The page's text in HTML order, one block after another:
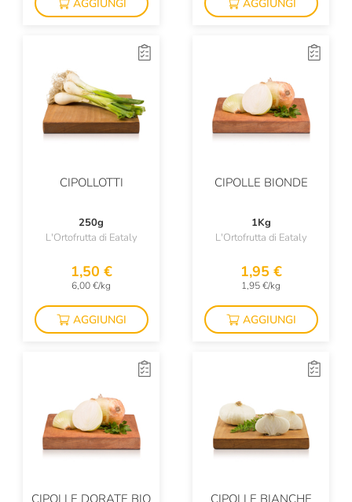
AGGIUNGI AGGIUNGI
CIPOLLOTTI
250g
L'Ortofrutta di Eataly
1,50 €
6,00 €/kg
AGGIUNGI
CIPOLLE BIONDE
1Kg
L'Ortofrutta di Eataly
1,95 €
1,95 €/kg
AGGIUNGI
CIPOLLE DORATE BIO CIPOLLE BIANCHE